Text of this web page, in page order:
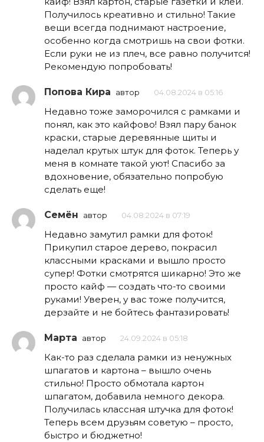
Получилось креативно и стильно! Такие
вещи всегда поднимают настроение,
особенно когда смотришь на свои фотки.
Если руки не из плеч, все равно получится!
Рекомендую попробовать!
Попова Кира автор 04.08.2024 в 05:16
Недавно тоже заморочился с рамками и
понял, как это кайфово! Взял пару банок
краски, старые деревянные щиты и
наделал крутых штук для фоток. Теперь у
меня в комнате такой уют! Спасибо за
вдохновение, обязательно попробую
сделать еще!
Семён автор 04.08.2024 в 07:19
Недавно замутил рамки для фоток!
Прикупил старое дерево, покрасил
классными красками и вышло просто
супер! Фотки смотрятся шикарно! Это же
просто кайф — создать что-то своими
руками! Уверен, у вас тоже получится,
дерзайте и не бойтесь фантазировать!
Марта автор 24.09.2024 в 05:18
Как-то раз сделала рамки из ненужных
шпагатов и картона – вышло очень
стильно! Просто обмотала картон
шпагатом, добавила немного декора.
Получилась классная штучка для фоток!
Теперь всем друзьям советую – просто,
быстро и бюджетно!